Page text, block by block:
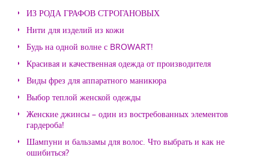
ИЗ РОДА ГРАФОВ СТРОГАНОВЫХ
Нити для изделий из кожи
Будь на одной волне с BROWART!
Красивая и качественная одежда от производителя
Виды фрез для аппаратного маникюра
Выбор теплой женской одежды
Женские джинсы – один из востребованных элементов
гардероба!
Шампуни и бальзамы для волос. Что выбрать и как не
ошибиться?